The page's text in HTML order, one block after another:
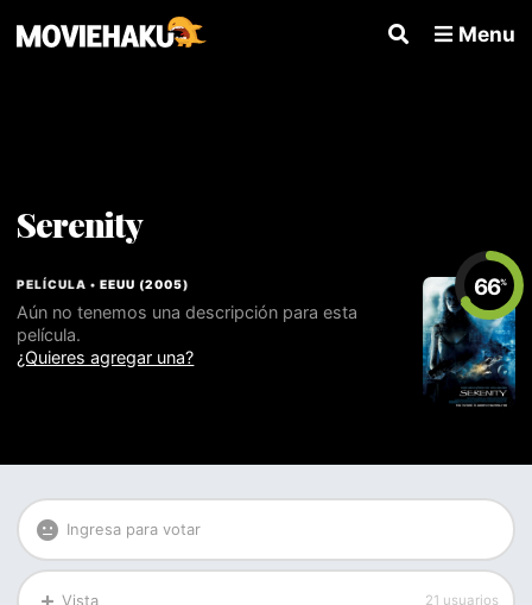
Menu
Serenity
66%
PELÍCULA •EEUU (2005)
Aún no tenemos una descripción para esta
película.
¿Quieres agregar una?
Ingresa para votar
Vista 21 usuarios